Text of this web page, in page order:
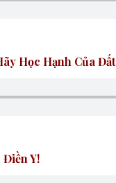
Học Hạnh Của
Điền Y!